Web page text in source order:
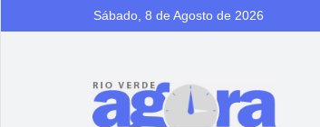
Sábado, 8 de Agosto de 2026